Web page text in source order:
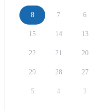
6
7
8
13
14
15
20
21
22
27
28
29
3
4
5